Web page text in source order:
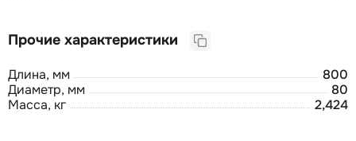
Прочие характеристики
Длина, мм
800
Диаметр, мм
80
Масса, кг
2,424